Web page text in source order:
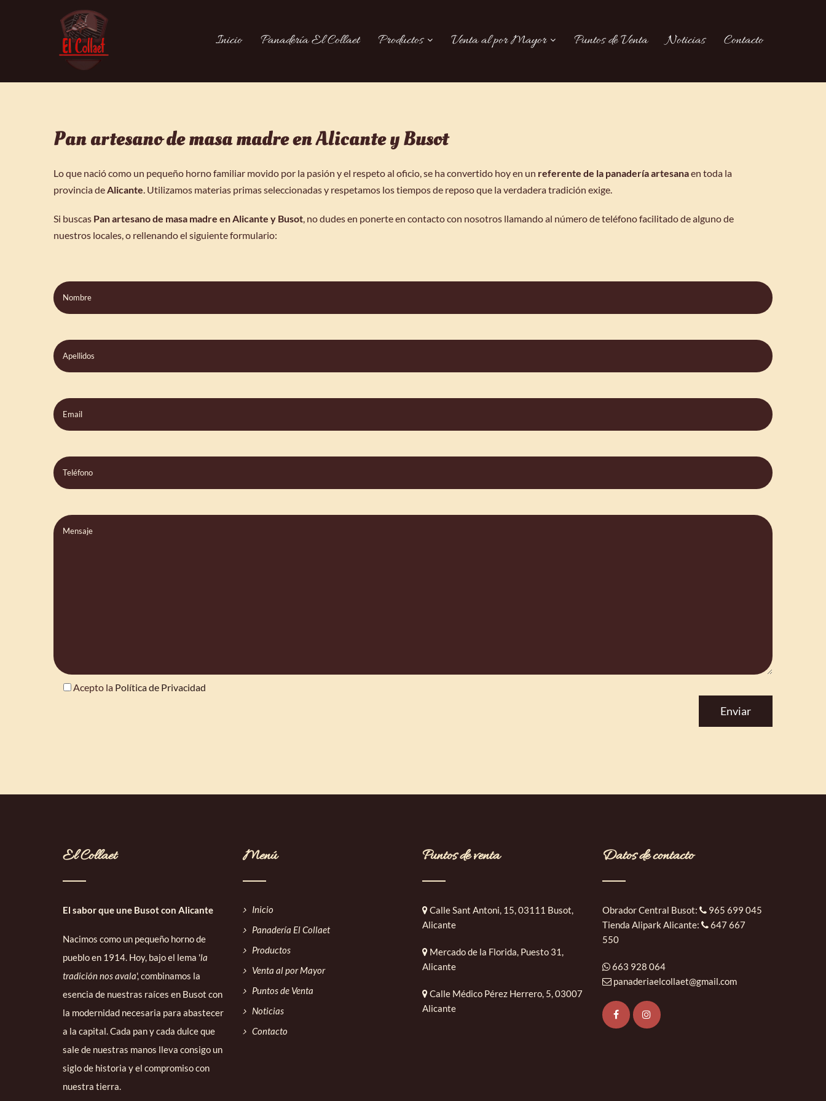
Inicio Panadería El Collaet Productos Venta al por Mayor Puntos de Venta Noticias Contacto
Pan artesano de masa madre en Alicante y Busot
Lo que nació como un pequeño horno familiar movido por la pasión y el respeto al oficio, se ha convertido hoy en un referente de la panadería artesanaen toda la
provincia deAlicante. Utilizamos materias primas seleccionadas y respetamos los tiempos de reposo que la verdadera tradición exige.
Si buscas Pan artesano de masa madre en Alicante y Busot, no dudes en ponerte en contacto con nosotros llamando al número de teléfono facilitado de alguno de
nuestros locales, o rellenando el siguiente formulario:
Acepto la Política de Privacidad
El Collaet
El sabor que une Busot con Alicante
Nacimos como un pequeño horno de
pueblo en 1914. Hoy, bajo el lema 'la
tradición nos avala', combinamos la
esencia de nuestras raíces en Busot con
la modernidad necesaria para abastecer
a la capital. Cada pan y cada dulce que
sale de nuestras manos lleva consigo un
siglo de historia y el compromiso con
nuestra tierra.
Menú
Inicio
Panadería El Collaet
Productos
Venta al por Mayor
Puntos de Venta
Noticias
Contacto
Puntos de venta
Calle Sant Antoni, 15, 03111 Busot,
Alicante
Mercado de la Florida, Puesto 31,
Alicante
Calle Médico Pérez Herrero, 5, 03007
Alicante
Datos de contacto
Obrador Central Busot:
965 699 045
Tienda Alipark Alicante:
647 667
550
663 928 064
panaderiaelcollaet@gmail.com